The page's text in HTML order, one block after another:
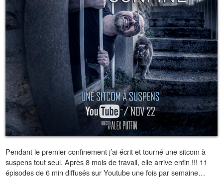
Pendant le premier confinement j’ai écrit et tourné une sitcom à
suspens tout seul. Après 8 mois de travail, elle arrive enfin !!! 11
épisodes de 6 min diffusés sur Youtube une fois par semaine…